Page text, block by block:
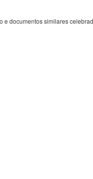
documentos similares